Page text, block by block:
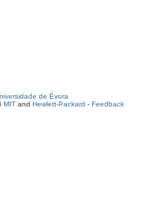
de Évora
MIT and Hewlett-Packard - Feedback